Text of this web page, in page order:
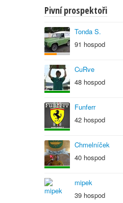
Pivní prospektoři
Tonda S.
91 hospod
CuRve
48 hospod
Funferr
42 hospod
Chmelníček
40 hospod
mipek
39 hospod